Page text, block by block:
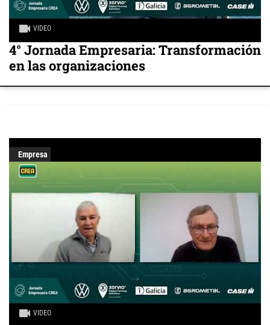
VIDEO
4° Jornada Empresaria: Transformación
en las organizaciones
VIDEO
Empresa